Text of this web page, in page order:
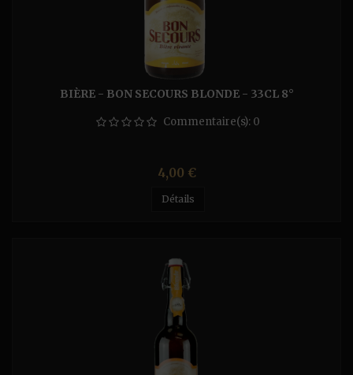
BIÈRE - BON SECOURS BLONDE - 33CL 8°
Commentaire(s): 0
Prix
4,00 €
Détails